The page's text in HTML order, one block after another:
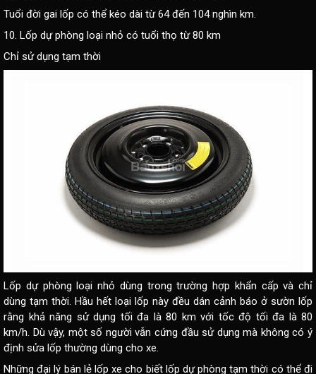
Tuổi đời gai lốp có thể kéo dài từ 64 đến 104 nghìn km.
10. Lốp dự phòng loại nhỏ có tuổi thọ từ 80 km
Chỉ sử dụng tạm thời
Lốp dự phòng loại nhỏ dùng trong trường hợp khẩn cấp và chỉ
dùng tạm thời. Hầu hết loại lốp này đều dán cảnh báo ở sườn lốp
rằng khả năng sử dụng tối đa là 80 km với tốc độ tối đa là 80
km/h. Dù vậy, một số người vẫn cứng đầu sử dụng mà không có ý
định sửa lốp thường dùng cho xe.
Những đại lý bán lẻ lốp xe cho biết lốp dự phòng tạm thời có thể đi